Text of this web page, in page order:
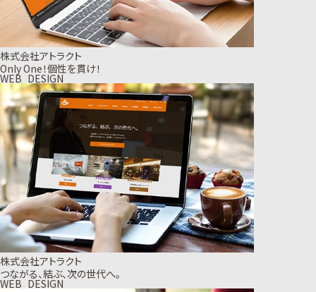
株式会社アトラクト
Only One！個性を貫け！
WEB_DESIGN
株式会社アトラクト
つながる、結ぶ、次の世代へ。
WEB_DESIGN